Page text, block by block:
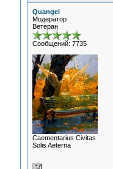
Quangel
Модератор
Ветеран
Сообщений: 7735
Сaementarius Civitas
Solis Aeterna